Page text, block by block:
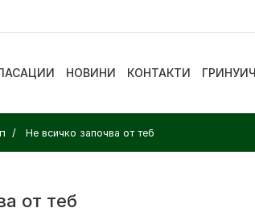
НОВИНИ КОНТАКТИ ГРИНУИЧ
Не всичко започва от теб
от теб